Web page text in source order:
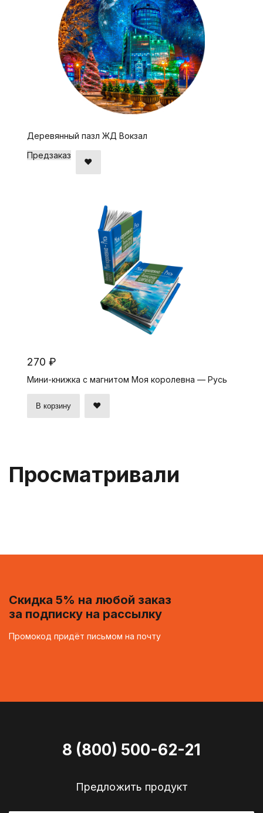
Деревянный пазл ЖД Вокзал
Предзаказ
270 ₽
Мини-книжка с магнитом Моя королевна — Русь
В корзину
Просматривали
Скидка 5% на любой заказ
за подписку на рассылку
Промокод придёт письмом на почту
8 (800) 500-62-21
Предложить продукт